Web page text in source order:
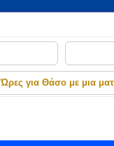
Ώρες για Θάσο με μια